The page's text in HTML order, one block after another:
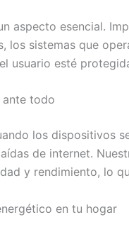
aspecto esencial.
los sistemas que
usuario esté
todo
los dispositivos
de internet.
y rendimiento, lo
en tu hogar